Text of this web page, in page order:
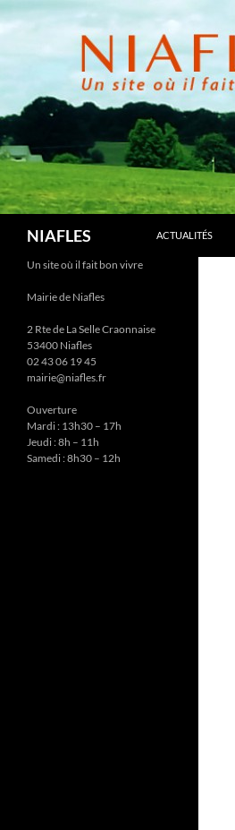
Aller
contenu
NIAFLES ACTUALITÉS
Un site où il fait bon vivre
Mairie de Niafles
2 Rte de La Selle Craonnaise
53400 Niafles
02 43 06 19 45
mairie@niafles.fr
Ouverture
Mardi : 13h30 – 17h
Jeudi : 8h – 11h
Samedi : 8h30 – 12h